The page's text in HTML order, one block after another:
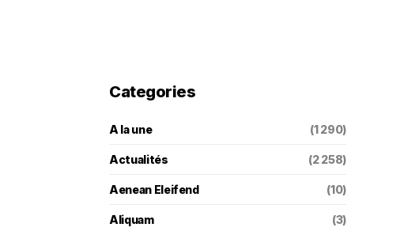
Categories
A la une (1 290)
Actualités (2 258)
Aenean Eleifend (10)
Aliquam (3)